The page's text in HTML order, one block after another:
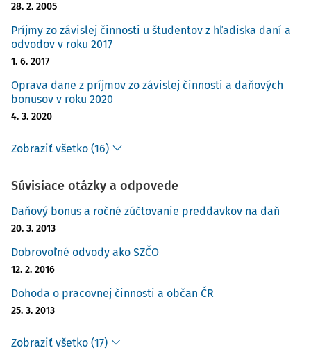
28. 2. 2005
Príjmy zo závislej činnosti u študentov z hľadiska daní a
odvodov v roku 2017
1. 6. 2017
Oprava dane z príjmov zo závislej činnosti a daňových
bonusov v roku 2020
4. 3. 2020
Zobraziť všetko (16)
Súvisiace otázky a odpovede
Daňový bonus a ročné zúčtovanie preddavkov na daň
20. 3. 2013
Dobrovoľné odvody ako SZČO
12. 2. 2016
Dohoda o pracovnej činnosti a občan ČR
25. 3. 2013
Zobraziť všetko (17)